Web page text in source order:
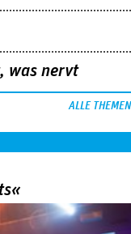
was nervt
ALLE THEMEN